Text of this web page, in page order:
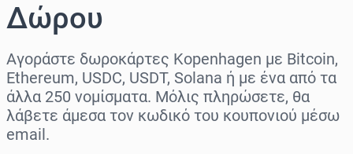
Δώρου
Αγοράστε δωροκάρτες Kopenhagen με Bitcoin,
Ethereum, USDC, USDT, Solana ή με ένα από τα
άλλα 250 νομίσματα. Μόλις πληρώσετε, θα
λάβετε άμεσα τον κωδικό του κουπονιού μέσω
email.